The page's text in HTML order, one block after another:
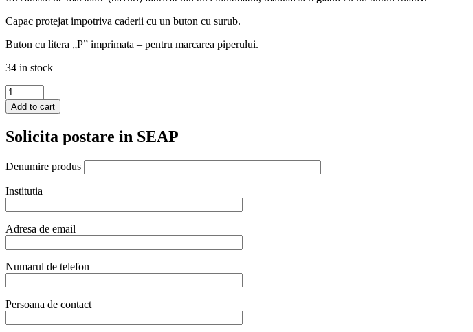
Capac protejat impotriva caderii cu un buton cu surub.
Buton cu litera „P” imprimata – pentru marcarea piperului.
34 in stock
Rasnita
pentru
piper
sticla
transparenta,
quantity
Add to cart
Solicita postare in SEAP
Denumire produs
Institutia
Adresa de email
Numarul de telefon
Persoana de contact